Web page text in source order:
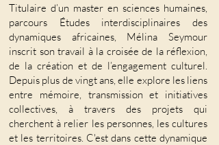
Titulaire d’un master en sciences humaines,
parcours Études interdisciplinaires des
dynamiques africaines, Mélina Seymour
inscrit son travail à la croisée de la réflexion,
de la création et de l’engagement culturel.
Depuis plus de vingt ans, elle explore les liens
entre mémoire, transmission et initiatives
collectives, à travers des projets qui
cherchent à relier les personnes, les cultures
et les territoires. C'est dans cette dynamique